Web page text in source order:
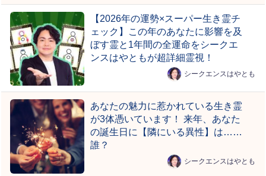
【2026年の運勢×スーパー生き霊チ
ェック】この年のあなたに影響を及
ぼす霊と1年間の全運命をシークエ
ンスはやともが超詳細霊視！
シークエンスはやとも
あなたの魅力に惹かれている生き霊
が3体憑いています！ 来年、あなた
の誕生日に【隣にいる異性】は……
誰？
シークエンスはやとも